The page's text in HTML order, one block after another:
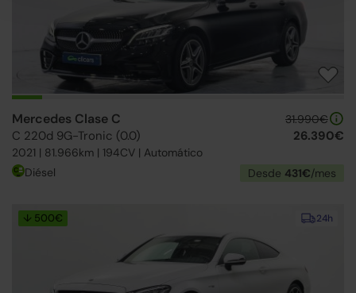
Mercedes Clase C
C 220d 9G-Tronic (0.0)
2021 | 81.966km | 194CV | Automático
31.990€
26.390€
Diésel Desde 431€/mes
24h
↓ 500€